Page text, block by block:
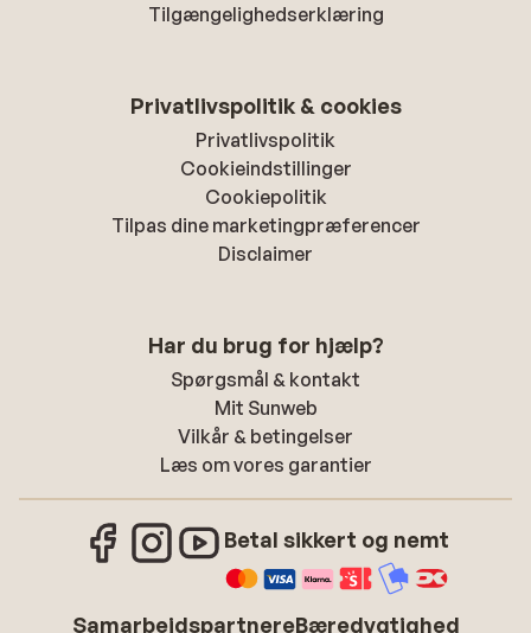
Tilgængelighedserklæring
Privatlivspolitik & cookies
Privatlivspolitik
Cookieindstillinger
Cookiepolitik
Tilpas dine marketingpræferencer
Disclaimer
Har du brug for hjælp?
Spørgsmål & kontakt
Mit Sunweb
Vilkår & betingelser
Læs om vores garantier
Betal sikkert og nemt
SamarbejdspartnereBæredygtighed